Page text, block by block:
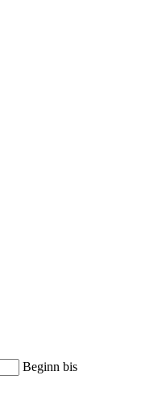
Beginn bis